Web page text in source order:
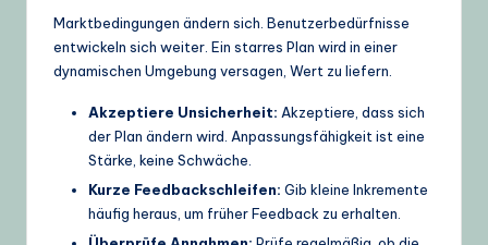
Marktbedingungen ändern sich. Benutzerbedürfnisse
entwickeln sich weiter. Ein starres Plan wird in einer
dynamischen Umgebung versagen, Wert zu liefern.
Akzeptiere Unsicherheit: Akzeptiere, dass sich
der Plan ändern wird. Anpassungsfähigkeit ist eine
Stärke, keine Schwäche.
Kurze Feedbackschleifen: Gib kleine Inkremente
häufig heraus, um früher Feedback zu erhalten.